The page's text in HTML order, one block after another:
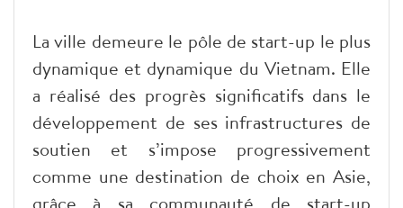
La ville demeure le pôle de start-up le plus
dynamique et dynamique du Vietnam. Elle
a réalisé des progrès significatifs dans le
développement de ses infrastructures de
soutien et s’impose progressivement
comme une destination de choix en Asie,
grâce à sa communauté de start-up